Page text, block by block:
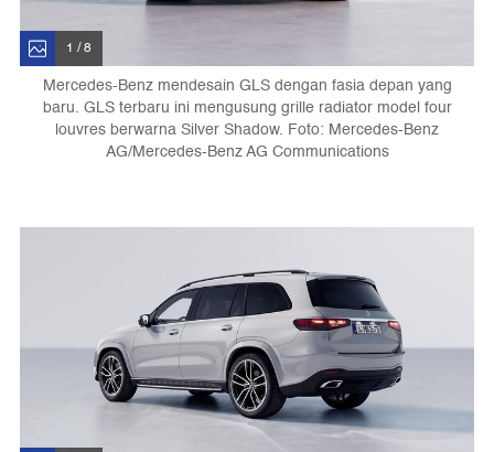
1 / 8
Mercedes-Benz mendesain GLS dengan fasia depan yang
baru. GLS terbaru ini mengusung grille radiator model four
louvres berwarna Silver Shadow. Foto: Mercedes-Benz
AG/Mercedes-Benz AG Communications